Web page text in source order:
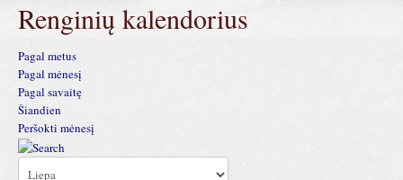
Renginių kalendorius
Pagal metus
Pagal mėnesį
Pagal savaitę
Šiandien
Peršokti mėnesį